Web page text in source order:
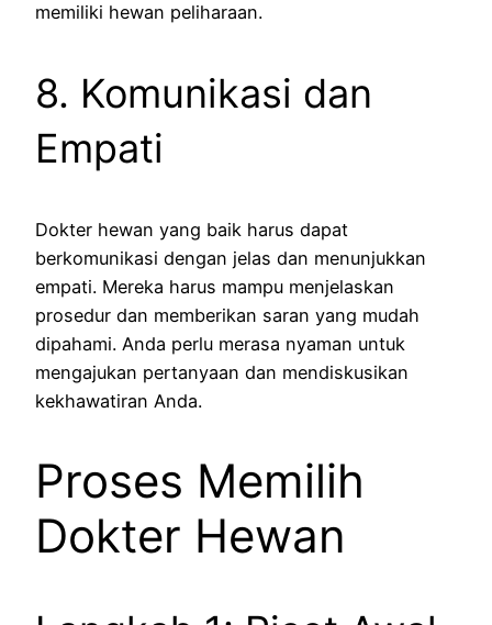
memiliki hewan peliharaan.
8. Komunikasi dan
Empati
Dokter hewan yang baik harus dapat
berkomunikasi dengan jelas dan menunjukkan
empati. Mereka harus mampu menjelaskan
prosedur dan memberikan saran yang mudah
dipahami. Anda perlu merasa nyaman untuk
mengajukan pertanyaan dan mendiskusikan
kekhawatiran Anda.
Proses Memilih
Dokter Hewan